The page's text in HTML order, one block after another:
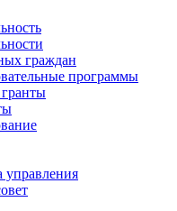
граждан
программы
управления